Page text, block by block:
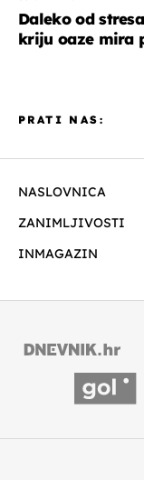
Daleko od
kriju oaze mira
NASLOVNICA
ZANIMLJIVOSTI
INMAGAZIN
PRATI NAS: